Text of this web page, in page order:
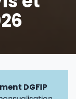
DGFIP